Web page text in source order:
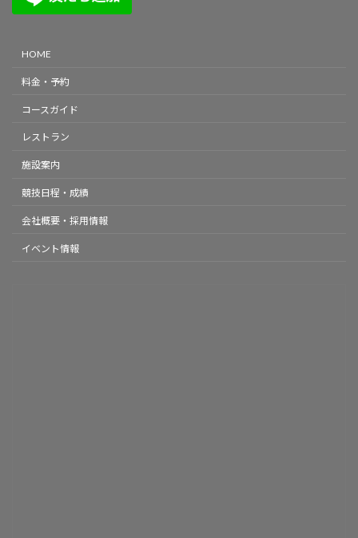
HOME
料金・予約
コースガイド
レストラン
施設案内
競技日程・成績
会社概要・採用情報
イベント情報